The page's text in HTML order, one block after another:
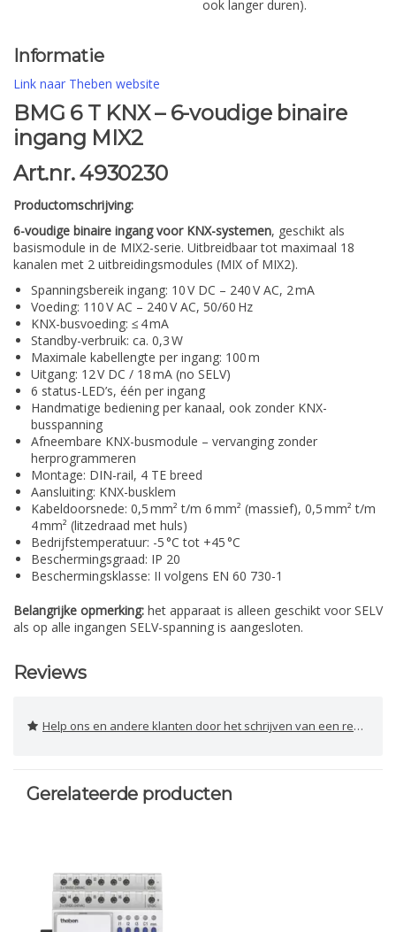
ook langer duren).
Informatie
Link naar Theben website
BMG 6 T KNX – 6-voudige binaire
ingang MIX2
Art.nr. 4930230
Productomschrijving:
6-voudige binaire ingang voor KNX-systemen, geschikt als
basismodule in de MIX2-serie. Uitbreidbaar tot maximaal 18
kanalen met 2 uitbreidingsmodules (MIX of MIX2).
Spanningsbereik ingang: 10 V DC – 240 V AC, 2 mA
Voeding: 110 V AC – 240 V AC, 50/60 Hz
KNX-busvoeding: ≤ 4 mA
Standby-verbruik: ca. 0,3 W
Maximale kabellengte per ingang: 100 m
Uitgang: 12 V DC / 18 mA (no SELV)
6 status-LED’s, één per ingang
Handmatige bediening per kanaal, ook zonder KNX-
busspanning
Afneembare KNX-busmodule – vervanging zonder
herprogrammeren
Montage: DIN-rail, 4 TE breed
Aansluiting: KNX-busklem
Kabeldoorsnede: 0,5 mm² t/m 6 mm² (massief), 0,5 mm² t/m
4 mm² (litzedraad met huls)
Bedrijfstemperatuur: -5 °C tot +45 °C
Beschermingsgraad: IP 20
Beschermingsklasse: II volgens EN 60 730-1
Belangrijke opmerking: het apparaat is alleen geschikt voor SELV
als op alle ingangen SELV-spanning is aangesloten.
Reviews
Help ons en andere klanten door het schrijven van een review
Gerelateerde producten